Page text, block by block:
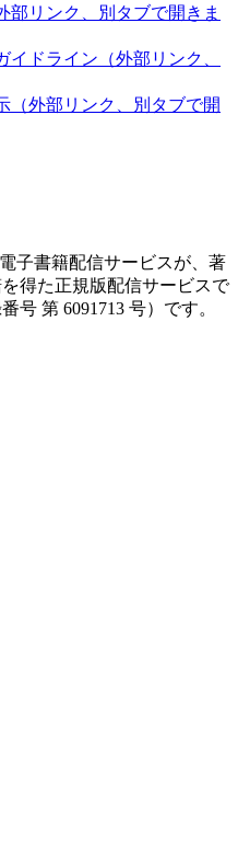
部リンク、別タブで開きま
イドライン （外部リンク、
（外部リンク、別タブで開
子書籍配信サービスが、著
得た正規版配信サービスで
号 第 6091713 号）です。